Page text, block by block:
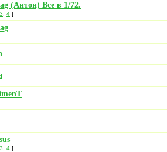
(Антон) Все в 1/72.
3 4 ]
3 4 ]